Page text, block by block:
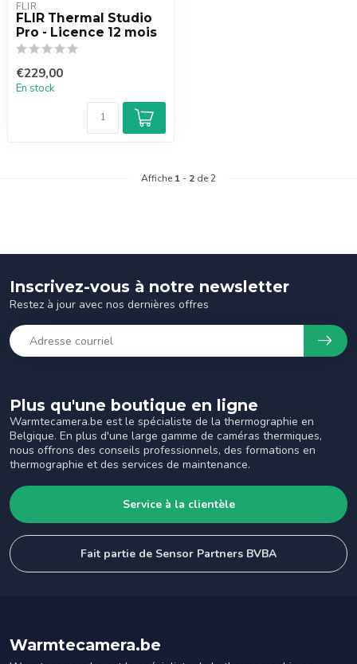
FLIR
FLIR Thermal Studio
Pro - Licence 12 mois
€229,00
En stock
Affiche 1 - 2 de 2
Plus qu'une boutique en ligne
Warmtecamera.be est le spécialiste de la thermographie en
Belgique. En plus d'une large gamme de caméras thermiques,
nous offrons des conseils professionnels, des formations en
thermographie et des services de maintenance.
Service à la clientèle
Fait partie de Sensor Partners BVBA
Inscrivez-vous à notre newsletter
Restez à jour avec nos dernières offres
Warmtecamera.be